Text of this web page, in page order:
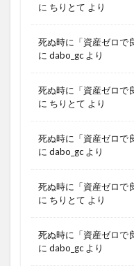
に ちりとて より
死ぬ時に「資産ゼロで
に dabo_gc より
死ぬ時に「資産ゼロで
に ちりとて より
死ぬ時に「資産ゼロで
に dabo_gc より
死ぬ時に「資産ゼロで
に ちりとて より
死ぬ時に「資産ゼロで
に dabo_gc より